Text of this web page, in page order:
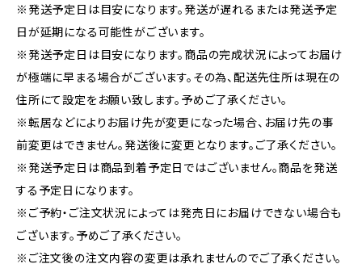
※発送予定日は目安になります。発送が遅れるまたは発送予定
日が延期になる可能性がございます。
※発送予定日は目安になります。商品の完成状況によってお届け
が極端に早まる場合がございます。その為、配送先住所は現在の
住所にて設定をお願い致します。予めご了承ください。
※転居などによりお届け先が変更になった場合、お届け先の事
前変更はできません。発送後に変更となります。ご了承ください。
※発送予定日は商品到着予定日ではございません。商品を発送
する予定日になります。
※ご予約・ご注文状況によっては発売日にお届けできない場合も
ございます。予めご了承ください。
※ご注文後の注文内容の変更は承れませんのでご了承ください。